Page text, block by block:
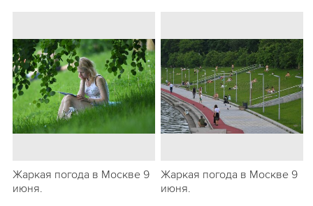
Жаркая погода в Москве 9
июня.
Жаркая погода в Москве 9
июня.